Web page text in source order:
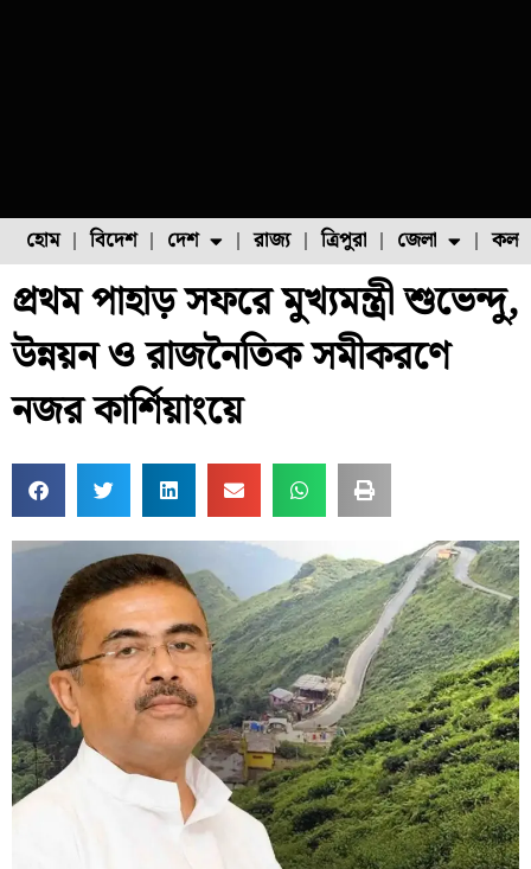
হোম বিদেশ দেশ
ফুল চাষ ফল চাষ মাছ চাষ পোল্ট্রি চাষ
রাজ্য ত্রিপুরা জেলা
উত্তর ২৪ পরগনা
প্রথম পাহাড় সফরে মুখ্যমন্ত্রী শুভেন্দু,
উন্নয়ন ও রাজনৈতিক সমীকরণে
নজর কার্শিয়াংয়ে